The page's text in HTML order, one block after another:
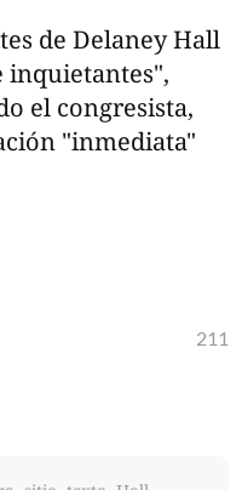
de Delaney Hall
inquietantes",
el congresista,
"inmediata"
211